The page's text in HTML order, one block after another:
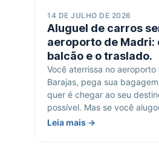
14 DE JULHO DE 2026
Aluguel de carros
aeroporto de Madri:
balcão e o traslado.
Você aterrissa no
Barajas, pega sua
quer é chegar ao seu
possível. Mas se você
Leia mais →